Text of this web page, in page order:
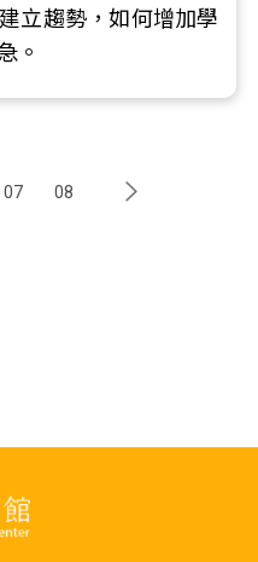
立趨勢，如何增加學
。
07 08